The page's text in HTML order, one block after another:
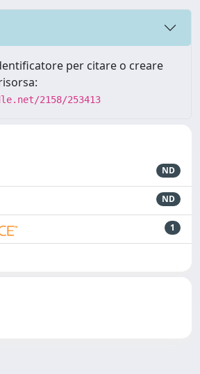
per citare o creare
2158/253413
ND
ND
1